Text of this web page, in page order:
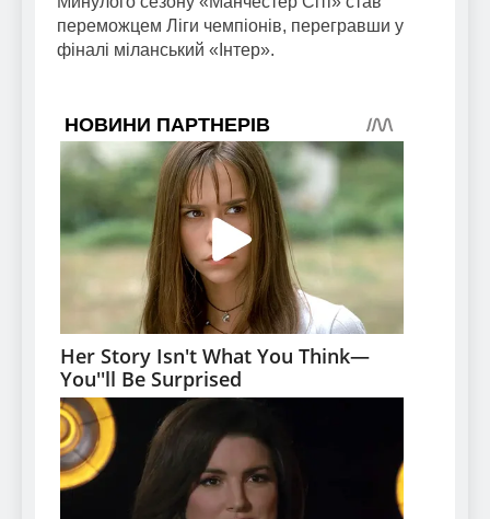
переможцем Ліги чемпіонів, перегравши у
фіналі міланський «Інтер».